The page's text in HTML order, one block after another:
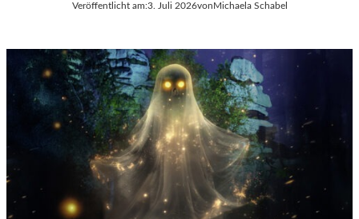
Veröffentlicht am:3. Juli 2026vonMichaela Schabel